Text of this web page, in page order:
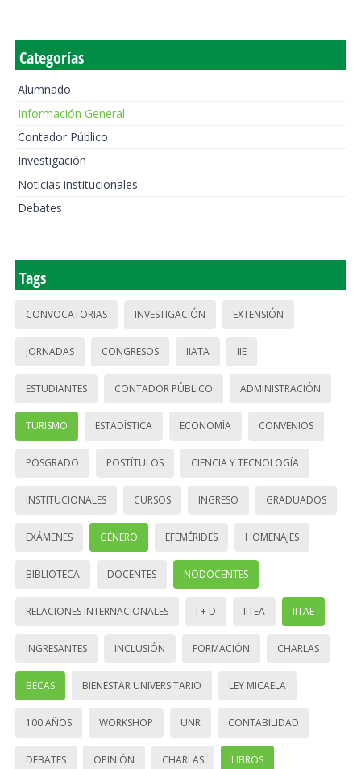
Categorías
Alumnado
Información General
Contador Público
Investigación
Noticias institucionales
Debates
Tags
CONVOCATORIAS INVESTIGACIÓN EXTENSIÓN
JORNADAS CONGRESOS IIATA IIE
ESTUDIANTES CONTADOR PÚBLICO ADMINISTRACIÓN
TURISMO ESTADÍSTICA ECONOMÍA CONVENIOS
POSGRADO POSTÍTULOS CIENCIA Y TECNOLOGÍA
INSTITUCIONALES CURSOS INGRESO GRADUADOS
EXÁMENES GÉNERO EFEMÉRIDES HOMENAJES
BIBLIOTECA DOCENTES NODOCENTES
RELACIONES INTERNACIONALES I + D IITEA IITAE
INGRESANTES INCLUSIÓN FORMACIÓN CHARLAS
BECAS BIENESTAR UNIVERSITARIO LEY MICAELA
100 AÑOS WORKSHOP UNR CONTABILIDAD
DEBATES OPINIÓN CHARLAS LIBROS